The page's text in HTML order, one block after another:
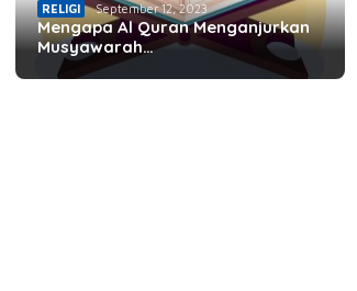
RELIGI September 12, 2023
Mengapa Al Quran Menganjurkan
Musyawarah…